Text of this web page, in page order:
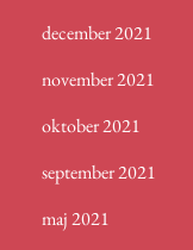
december 2021
november 2021
oktober 2021
september 2021
maj 2021